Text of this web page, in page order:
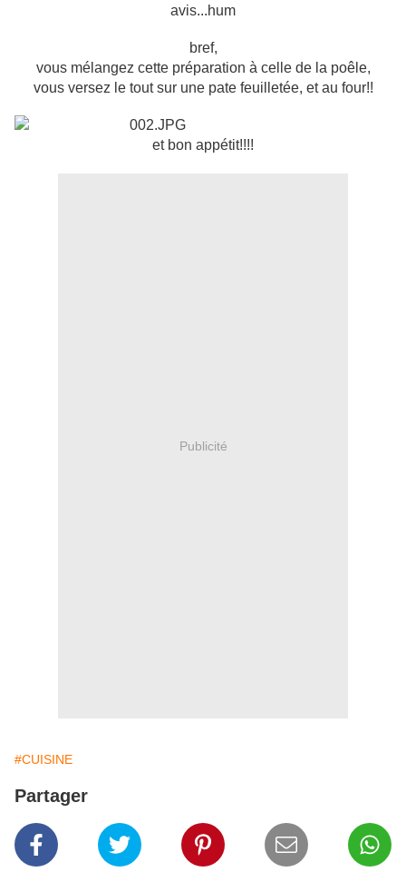
avis...hum
bref,
vous mélangez cette préparation à celle de la poêle,
vous versez le tout sur une pate feuilletée, et au four!!
et bon appétit!!!!
Publicité
#CUISINE
Partager